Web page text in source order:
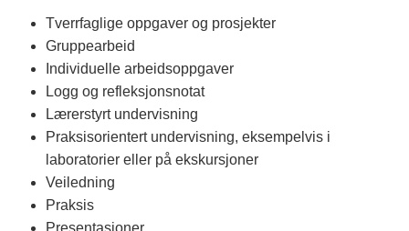
Tverrfaglige oppgaver og prosjekter
Gruppearbeid
Individuelle arbeidsoppgaver
Logg og refleksjonsnotat
Lærerstyrt undervisning
Praksisorientert undervisning, eksempelvis i
laboratorier eller på ekskursjoner
Veiledning
Praksis
Presentasjoner